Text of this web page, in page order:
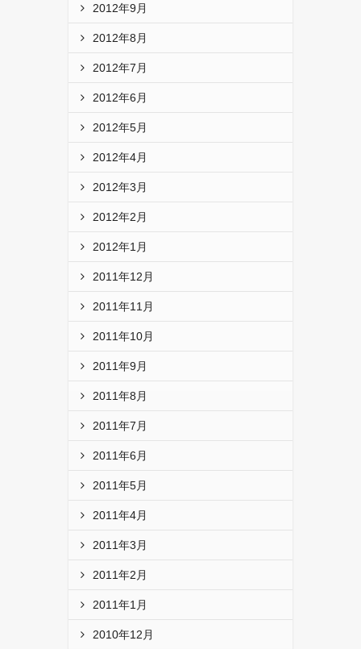
2012年9月
2012年8月
2012年7月
2012年6月
2012年5月
2012年4月
2012年3月
2012年2月
2012年1月
2011年12月
2011年11月
2011年10月
2011年9月
2011年8月
2011年7月
2011年6月
2011年5月
2011年4月
2011年3月
2011年2月
2011年1月
2010年12月